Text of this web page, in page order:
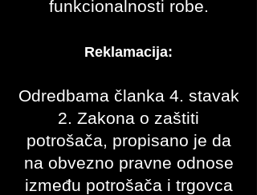
funkcionalnosti robe.
Reklamacija:
Odredbama članka 4. stavak
2. Zakona o zaštiti
potrošača, propisano je da
na obvezno pravne odnose
između potrošača i trgovca